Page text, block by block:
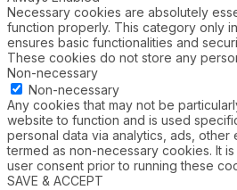
Necessary cookies are absolutely
function properly. This category only
ensures basic functionalities and
These cookies do not store any
Non-necessary
Non-necessary
Any cookies that may not be
website to function and is used
personal data via analytics, ads,
termed as non-necessary cookies. It
user consent prior to running these
SAVE & ACCEPT